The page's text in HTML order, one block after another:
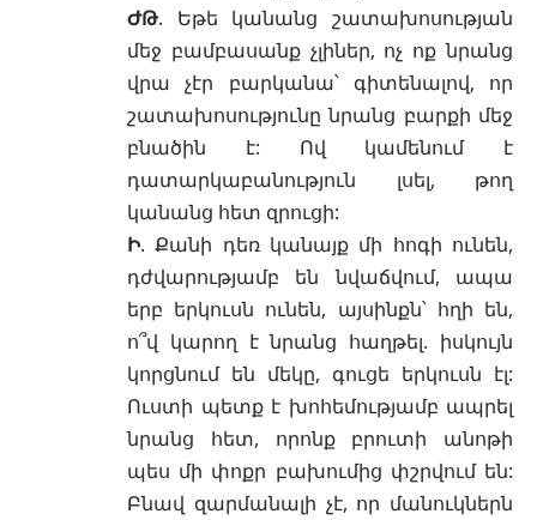
ԺԹ. Եթե կանանց շատախոսության
մեջ բամբասանք չլիներ, ոչ ոք նրանց
վրա չէր բարկանա՝ գիտենալով, որ
շատախոսությունը նրանց բարքի մեջ
բնածին է: Ով կամենում է
դատարկաբանություն լսել, թող
կանանց հետ զրուցի:
Ի. Քանի դեռ կանայք մի հոգի ունեն,
դժվարությամբ են նվաճվում, ապա
երբ երկուսն ունեն, այսինքն՝ հղի են,
ո՞վ կարող է նրանց հաղթել. իսկույն
կորցնում են մեկը, գուցե երկուսն էլ:
Ուստի պետք է խոհեմությամբ ապրել
նրանց հետ, որոնք բրուտի անոթի
պես մի փոքր բախումից փշրվում են:
Բնավ զարմանալի չէ, որ մանուկներն